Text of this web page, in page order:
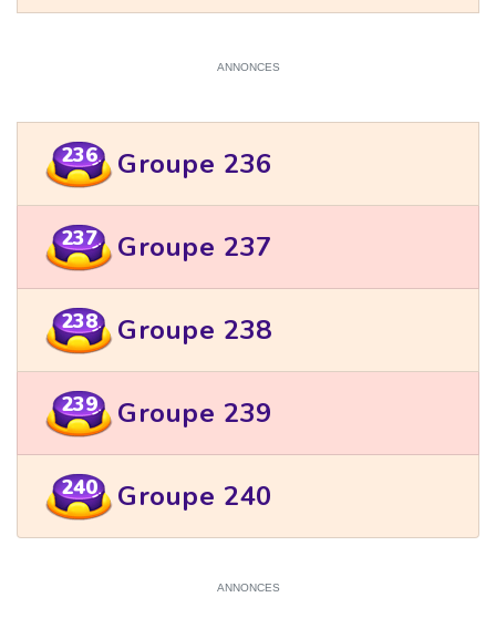
ANNONCES
236 Groupe 236
237 Groupe 237
238 Groupe 238
239 Groupe 239
240 Groupe 240
ANNONCES